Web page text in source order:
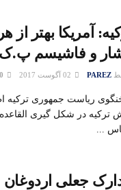
آمریکا بهتر
و فاشیسم
PAREZ
ریاست جمهوری ترکیه
ترکیه در شکل گیری
...
جعلی اردوغان